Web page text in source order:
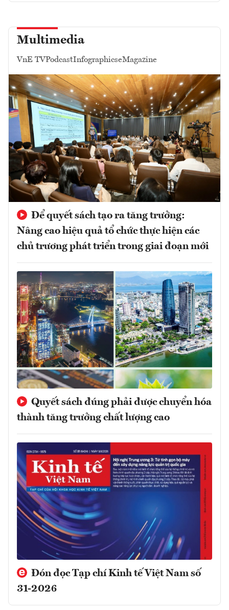
Multimedia
VnE TVPodcastInfographicseMagazine
Để quyết sách tạo ra tăng trưởng:
Nâng cao hiệu quả tổ chức thực hiện các
chủ trương phát triển trong giai đoạn mới
Quyết sách đúng phải được chuyển hóa
thành tăng trưởng chất lượng cao
Đón đọc Tạp chí Kinh tế Việt Nam số
31-2026